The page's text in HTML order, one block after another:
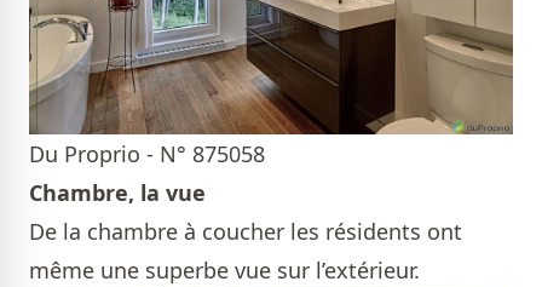
Du Proprio - N° 875058
Chambre, la vue
De la chambre à coucher les résidents ont
même une superbe vue sur l’extérieur.